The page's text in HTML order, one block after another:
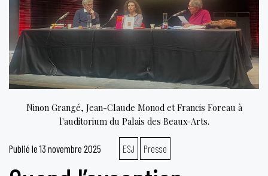
Ninon Grangé, Jean-Claude Monod et Francis Foreau à
l'auditorium du Palais des Beaux-Arts.
Publié le 13 novembre 2025 ESJ Presse